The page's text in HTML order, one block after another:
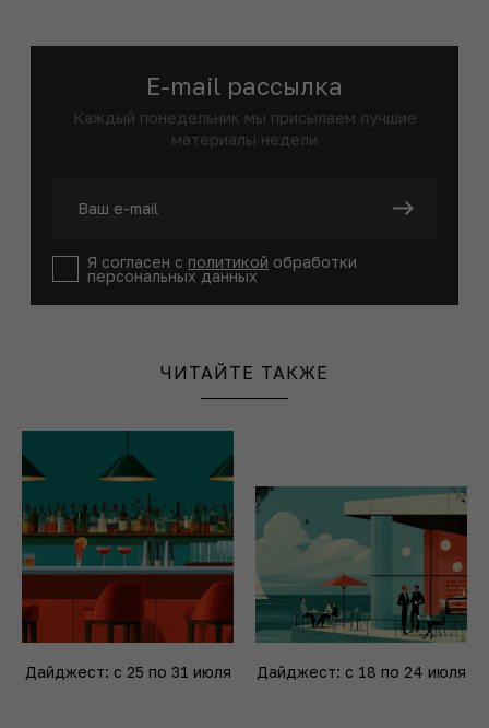
E-mail рассылка
Каждый понедельник мы присылаем лучшие
материалы недели
Я согласен с политикой обработки
персональных данных
ЧИТАЙТЕ ТАКЖЕ
Дайджест: с 25 по 31 июля Дайджест: с 18 по 24 июля